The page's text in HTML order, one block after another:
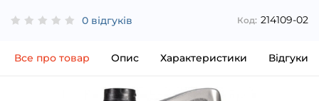
0 відгуків Код: 214109-02
Все про товар Опис Характеристики Відгуки